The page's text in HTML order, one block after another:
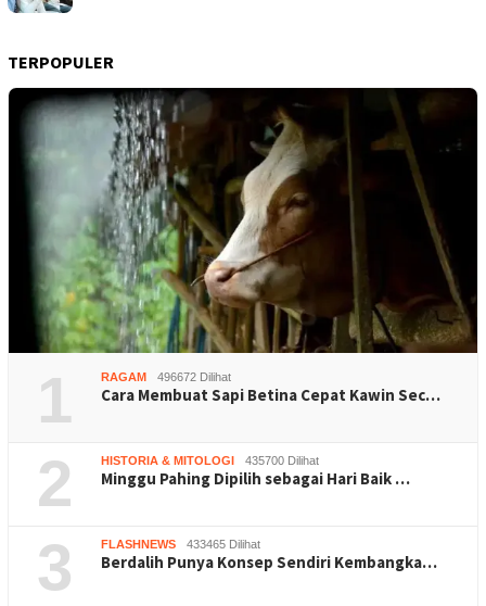
TERPOPULER
1 RAGAM 496672 Dilihat
Cara Membuat Sapi Betina Cepat Kawin Sec…
2 HISTORIA & MITOLOGI 435700 Dilihat
Minggu Pahing Dipilih sebagai Hari Baik …
3 FLASHNEWS 433465 Dilihat
Berdalih Punya Konsep Sendiri Kembangka…